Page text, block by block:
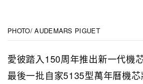
PHOTO/ AUDEMARS PIGUET
愛彼踏入150周年推出新一代機
最後一批自家5135型萬年曆機